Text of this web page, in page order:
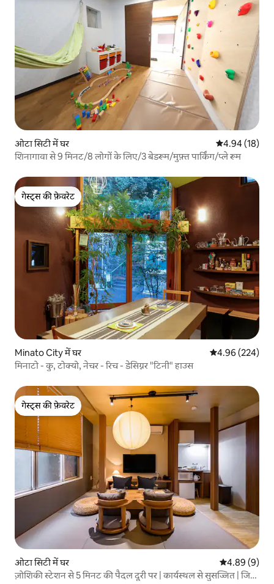
ओटा सिटी में घर औसत रेटिंग 5 में
4.94 (18)
शिनागावा से 9 मिनट/8 लोगों के लिए/3 बेडरूम/मुफ़्त पार्किंग/प्ले रूम
गेस्ट्स की फ़ेवरेट
गेस्ट्स की फ़ेवरेट
Minato City में घर औसत रेटिंग 5 में से
4.96 (224)
मिनाटो - कु, टोक्यो, नेचर - रिच - डेसिग्नर "टिनी" हाउस
गेस्ट्स की फ़ेवरेट
गेस्ट्स की फ़ेवरेट
ओटा सिटी में घर औसत रेटिंग 5 में
4.89 (9)
ज़ोशिकी स्टेशन से 5 मिनट की पैदल दूरी पर | कार्यस्थल से सुसज्जित | जिम